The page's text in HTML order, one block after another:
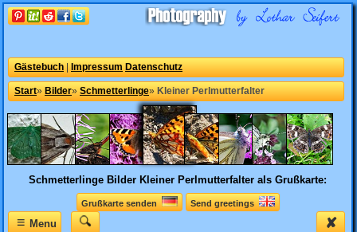
Gästebuch Impressum Datenschutz
Start» Bilder» Schmetterlinge» Kleiner Perlmutterfalter
Schmetterlinge Bilder Kleiner Perlmutterfalter als Grußkarte:
Grußkarte senden Send greetings
✘
≡Menu